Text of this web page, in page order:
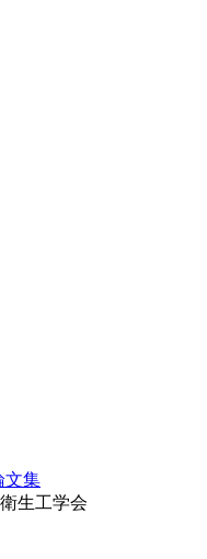
文集
生工学会